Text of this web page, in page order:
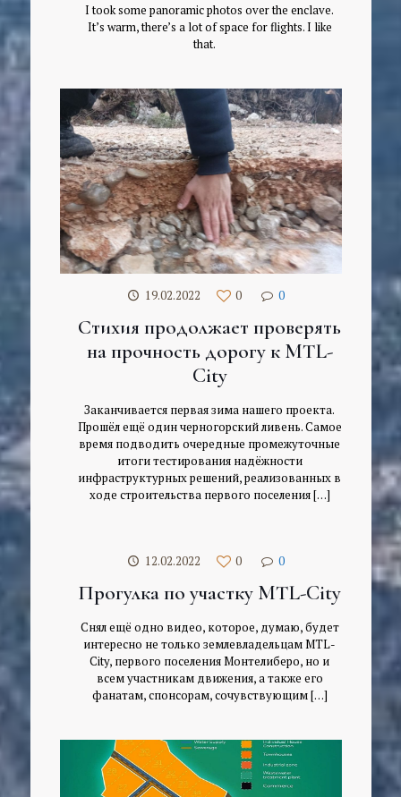
I took some panoramic photos over the enclave.
It’s warm, there’s a lot of space for flights. I like
that.
19.02.2022 0 0
Стихия продолжает проверять
на прочность дорогу к MTL-
City
Заканчивается первая зима нашего проекта.
Прошёл ещё один черногорский ливень. Самое
время подводить очередные промежуточные
итоги тестирования надёжности
инфраструктурных решений, реализованных в
ходе строительства первого поселения[…]
12.02.2022 0 0
Прогулка по участку MTL-City
Снял ещё одно видео, которое, думаю, будет
интересно не только землевладельцам MTL-
City, первого поселения Монтелиберо, но и
всем участникам движения, а также его
фанатам, спонсорам, сочувствующим[…]